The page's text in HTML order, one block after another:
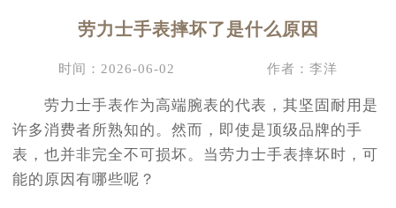
劳力士手表摔坏了是什么原因
时间：2026-06-02 作者：李洋
劳力士手表作为高端腕表的代表，其坚固耐用是
许多消费者所熟知的。然而，即使是顶级品牌的手
表，也并非完全不可损坏。当劳力士手表摔坏时，可
能的原因有哪些呢？